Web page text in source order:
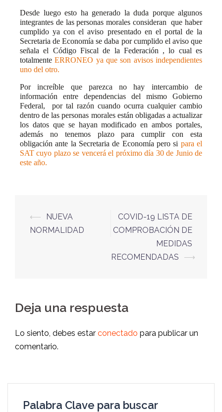
Desde luego esto ha generado la duda porque algunos
integrantes de las personas morales consideran
que haber
cumplido ya con el aviso presentado en el portal de la
Secretaria de Economía se daba por cumplido el aviso que
señala el Código Fiscal de la Federación , lo cual es
totalmenteERRONEO ya que son avisos independientes
uno del otro.
Por increíble que parezca no hay intercambio de
información entre dependencias del mismo Gobierno
Federal,
por tal razón cuando ocurra cualquier cambio
dentro de las personas morales están obligadas a actualizar
los datos que se hayan modificado en ambos portales,
además no tenemos plazo para cumplir con esta
obligación ante la Secretaria de Economía pero si para el
SAT cuyo plazo se vencerá el próximo día 30 de Junio de
este año.
⟵
NUEVA
NORMALIDAD
COVID-19 LISTA DE
COMPROBACIÓN DE
MEDIDAS
RECOMENDADAS
⟶
Deja una respuesta
Lo siento, debes estar conectado para publicar un
comentario.
Palabra Clave para buscar